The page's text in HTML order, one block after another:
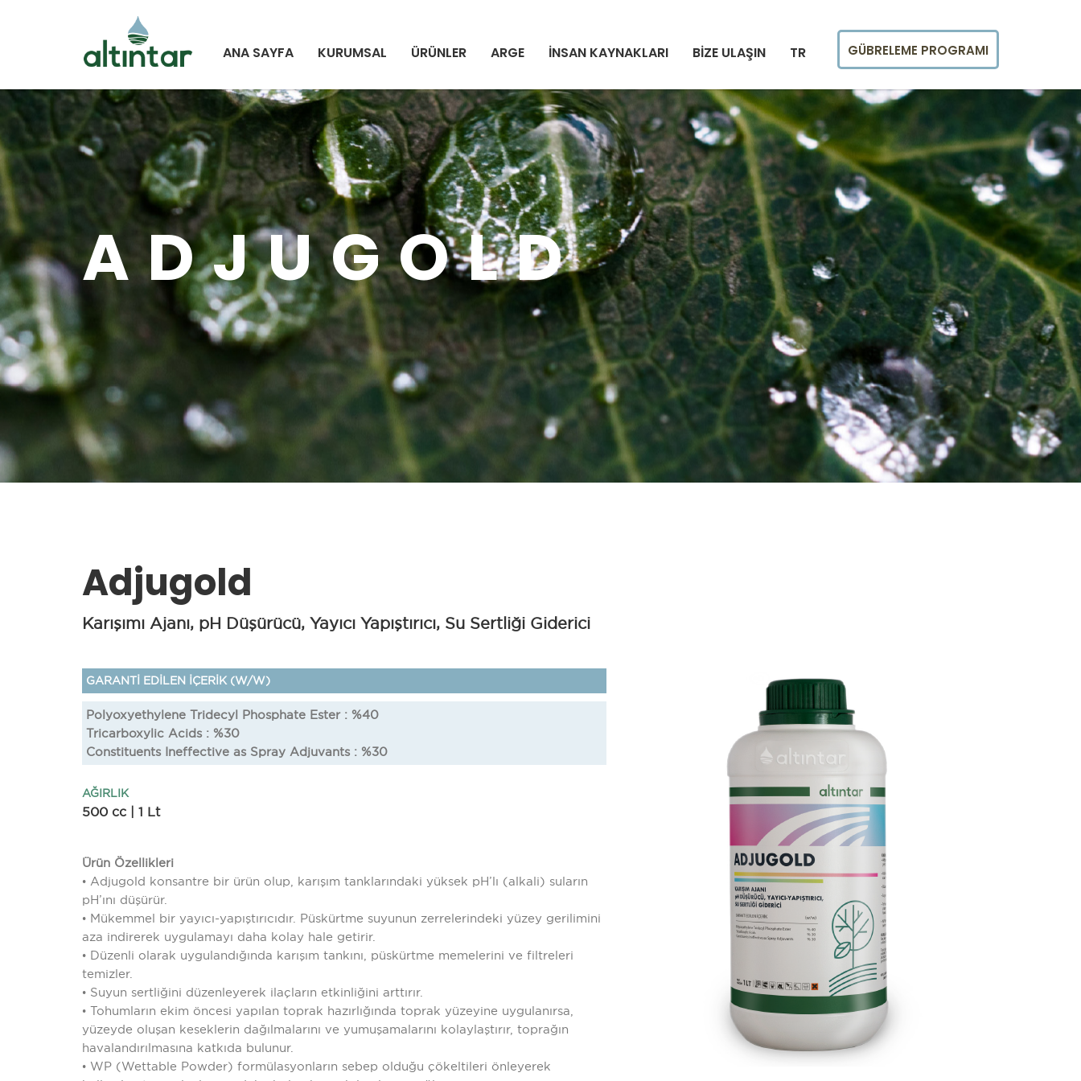
ANA SAYFA KURUMSAL ÜRÜNLER ARGE İNSAN KAYNAKLARI BİZE ULAŞIN TR GÜBRELEME PROGRAMI
ADJUGOLD
Adjugold
Karışımı Ajanı, pH Düşürücü, Yayıcı Yapıştırıcı, Su Sertliği Giderici
GARANTİ EDİLEN İÇERİK (W/W)
Polyoxyethylene Tridecyl Phosphate Ester : %40
Tricarboxylic Acids : %30
Constituents Ineffective as Spray Adjuvants : %30
AĞIRLIK
500 cc | 1 Lt
Ürün Özellikleri
• Adjugold konsantre bir ürün olup, karışım tanklarındaki yüksek pH’lı (alkali) suların
pH’ını düşürür.
• Mükemmel bir yayıcı-yapıştırıcıdır. Püskürtme suyunun zerrelerindeki yüzey gerilimini
aza indirerek uygulamayı daha kolay hale getirir.
• Düzenli olarak uygulandığında karışım tankını, püskürtme memelerini ve filtreleri
temizler.
• Suyun sertliğini düzenleyerek ilaçların etkinliğini arttırır.
• Tohumların ekim öncesi yapılan toprak hazırlığında toprak yüzeyine uygulanırsa,
yüzeyde oluşan keseklerin dağılmalarını ve yumuşamalarını kolaylaştırır, toprağın
havalandırılmasına katkıda bulunur.
• WP (Wettable Powder) formülasyonların sebep olduğu çökeltileri önleyerek